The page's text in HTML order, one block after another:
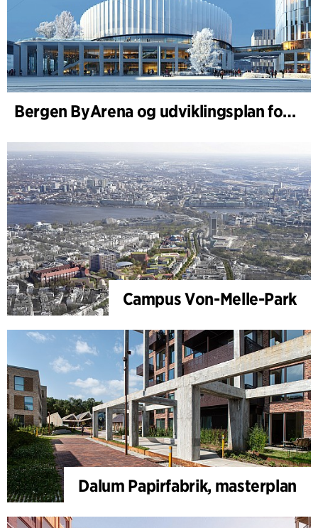
Bergen ByArena og udviklingsplan for Nygårdstangen
Campus Von-Melle-Park
Dalum Papirfabrik, masterplan